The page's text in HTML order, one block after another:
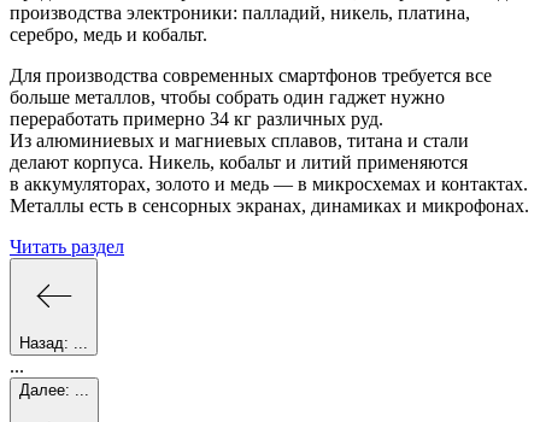
производства электроники: палладий, никель, платина,
серебро, медь и кобальт.
Для производства современных смартфонов требуется все
больше металлов, чтобы собрать один гаджет нужно
переработать примерно 34 кг различных руд.
Из алюминиевых и магниевых сплавов, титана и стали
делают корпуса. Никель, кобальт и литий применяются
в аккумуляторах, золото и медь — в микросхемах и контактах.
Металлы есть в сенсорных экранах, динамиках и микрофонах.
Читать раздел
Назад:
...
Далее: